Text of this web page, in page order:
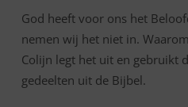
God heeft voor ons het
nemen wij het niet in.
Colijn legt het uit en gebruikt
gedeelten uit de Bijbel.